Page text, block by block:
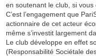
en soutenant le club, si vous
C’est l’engagement que
actionnaire de cet acteur
même s’investit largement
Le club développe en effet
(Responsabilité Sociétale